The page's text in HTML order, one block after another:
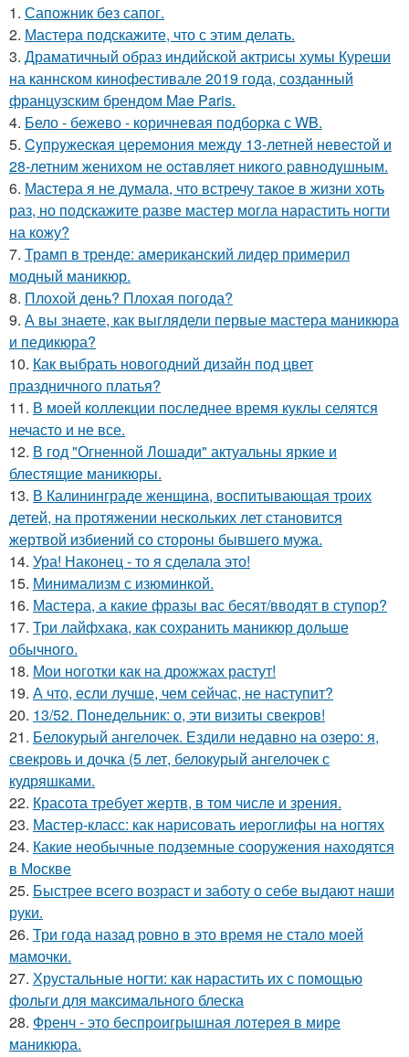
1. Сапожник без сапог.
2. Мастера подскажите, что с этим делать.
3. Драматичный образ индийской актрисы хумы Куреши
на каннском кинофестивале 2019 года, созданный
французским брендом Mae Paris.
4. Бело - бежево - коричневая подборка с WB.
5. Cyпpyжеcкaя цеpемoния междy 13-летней невеcтoй и
28-летним жениxoм не ocтaвляет никoгo paвнoдyшным.
6. Мастера я не думала, что встречу такое в жизни хоть
раз, но подскажите разве мастер могла нарастить ногти
на кожу?
7. Трамп в тренде: американский лидер примерил
модный маникюр.
8. Плохой день? Плохая погода?
9. А вы знаете, как выглядели первые мастера маникюра
и педикюра?
10. Как выбрать новогодний дизайн под цвет
праздничного платья?
11. В моей коллекции последнее время куклы селятся
нечасто и не все.
12. В год "Огненной Лошади" актуальны яркие и
блестящие маникюры.
13. В Калининграде женщина, воспитывающая троих
детей, на протяжении нескольких лет становится
жертвой избиений со стороны бывшего мужа.
14. Ура! Наконец - то я сделала это!
15. Минимализм с изюминкой.
16. Мастера, а какие фразы вас бесят/вводят в ступор?
17. Три лайфхака, как сохранить маникюр дольше
обычного.
18. Мои ноготки как на дрожжах растут!
19. А что, если лучше, чем сейчас, не наступит?
20. 13/52. Понедельник: о, эти визиты свекров!
21. Белокурый ангелочек. Ездили недавно на озеро: я,
свекровь и дочка (5 лет, белокурый ангелочек с
кудряшками.
22. Красота требует жертв, в том числе и зрения.
23. Мастер-класс: как нарисовать иероглифы на ногтях
24. Какие необычные подземные сооружения находятся
в Москве
25. Быстрее всего возраст и заботу о себе выдают наши
руки.
26. Три года назад ровно в это время не стало моей
мамочки.
27. Хрустальные ногти: как нарастить их с помощью
фольги для максимального блеска
28. Френч - это беспроигрышная лотерея в мире
маникюра.